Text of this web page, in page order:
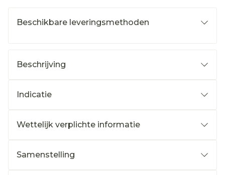
Beschikbare leveringsmethoden
Beschrijving
Indicatie
Wettelijk verplichte informatie
Samenstelling